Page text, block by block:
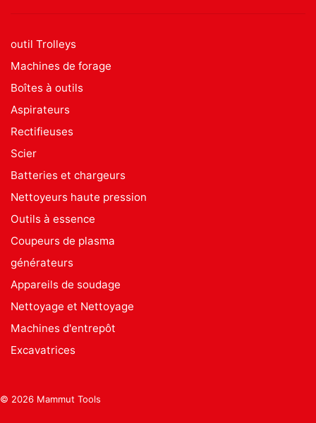
outil Trolleys
Machines de forage
Boîtes à outils
Aspirateurs
Rectifieuses
Scier
Batteries et chargeurs
Nettoyeurs haute pression
Outils à essence
Coupeurs de plasma
générateurs
Appareils de soudage
Nettoyage et Nettoyage
Machines d'entrepôt
Excavatrices
© 2026 Mammut Tools